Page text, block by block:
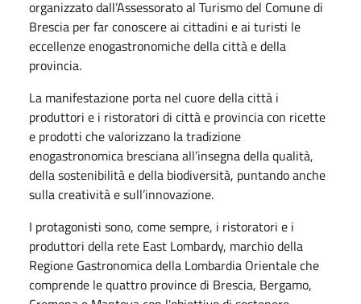
organizzato dall’Assessorato al Turismo del Comune di
Brescia per far conoscere ai cittadini e ai turisti le
eccellenze enogastronomiche della città e della
provincia.
La manifestazione porta nel cuore della città i
produttori e i ristoratori di città e provincia con ricette
e prodotti che valorizzano la tradizione
enogastronomica bresciana all’insegna della qualità,
della sostenibilità e della biodiversità, puntando anche
sulla creatività e sull’innovazione.
I protagonisti sono, come sempre, i ristoratori e i
produttori della rete East Lombardy, marchio della
Regione Gastronomica della Lombardia Orientale che
comprende le quattro province di Brescia, Bergamo,